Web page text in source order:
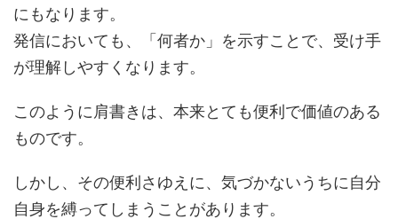
にもなります。
発信においても、「何者か」を示すことで、受け手
が理解しやすくなります。
このように肩書きは、本来とても便利で価値のある
ものです。
しかし、その便利さゆえに、気づかないうちに自分
自身を縛ってしまうことがあります。